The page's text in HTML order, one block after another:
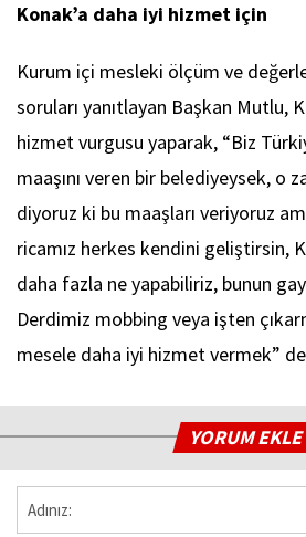
Konak’a daha iyi hizmet için
Kurum içi mesleki ölçüm ve
soruları yanıtlayan Başkan Mutlu,
hizmet vurgusu yaparak, “Biz
maaşını veren bir belediyeysek, o
diyoruz ki bu maaşları veriyoruz
ricamız herkes kendini geliştirsin,
daha fazla ne yapabiliriz, bunun
Derdimiz mobbing veya işten
mesele daha iyi hizmet vermek”
YORUM EKLE